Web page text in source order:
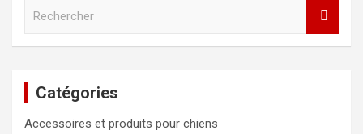
c
h
Catégories
Accessoires et produits pour chiens